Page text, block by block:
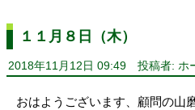
１１月８日（木）
2018年11月12日 09:49 投稿者: ホ
おはようございます、顧問の山